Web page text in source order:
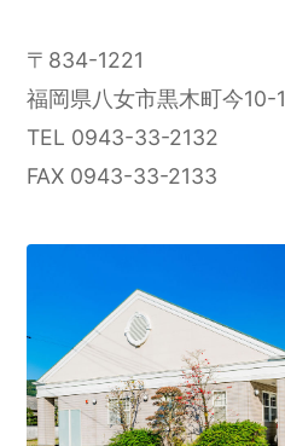
〒834-1221
福岡県八女市黒木町今10-1
TEL 0943-33-2132
FAX 0943-33-2133